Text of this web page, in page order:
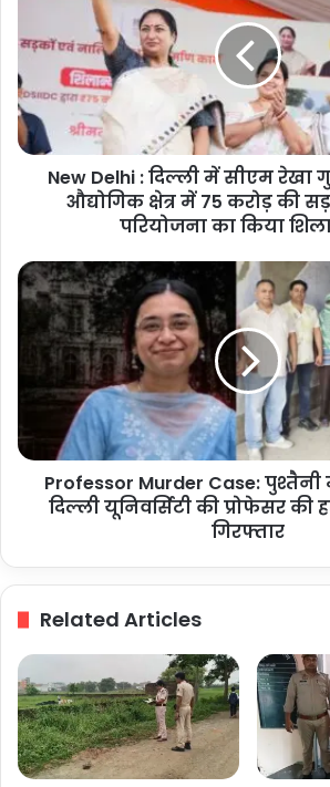
दिल्ली
सीएम
रेखा
गुप्ता
ने
वजीरपुर
75
करोड़
की
सड़क
का
किया
शिलान्यास
New Delhi : दिल्ली में सीएम रेखा
औद्योगिक क्षेत्र में 75 करोड़ की
परियोजना का किया
Professor
Murder
Case:
पुश्तैनी
विवाद
दिल्ली
यूनिवर्सिटी
प्रोफेसर
गिरफ्तार
Professor Murder Case: पुश्तैनी
दिल्ली यूनिवर्सिटी की प्रोफेसर की
गिरफ्तार
Related Articles